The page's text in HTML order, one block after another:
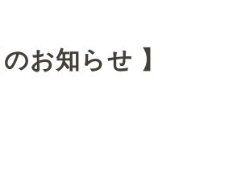
お知らせ 】